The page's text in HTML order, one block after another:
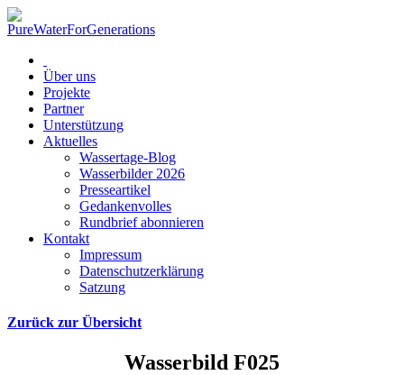
Über uns
Projekte
Partner
Unterstützung
Aktuelles
Wassertage-Blog
Wasserbilder 2026
Presseartikel
Gedankenvolles
Rundbrief abonnieren
Kontakt
Impressum
Datenschutzerklärung
Satzung
Zurück zur Übersicht
Wasserbild F025